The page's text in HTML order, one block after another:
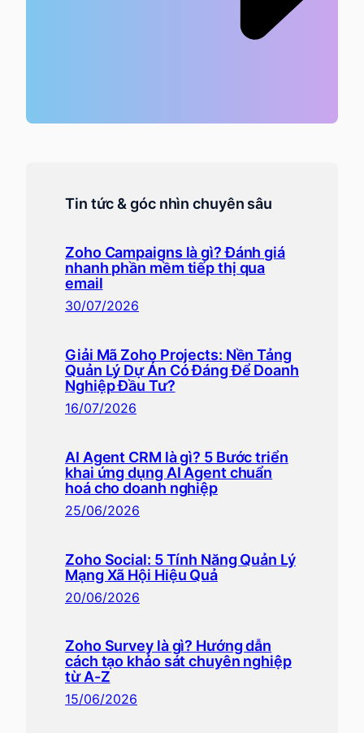
Tin tức & góc nhìn chuyên sâu
Zoho Campaigns là gì? Đánh giá
nhanh phần mềm tiếp thị qua
email
30/07/2026
Giải Mã Zoho Projects: Nền Tảng
Quản Lý Dự Án Có Đáng Để Doanh
Nghiệp Đầu Tư?
16/07/2026
AI Agent CRM là gì? 5 Bước triển
khai ứng dụng AI Agent chuẩn
hoá cho doanh nghiệp
25/06/2026
Zoho Social: 5 Tính Năng Quản Lý
Mạng Xã Hội Hiệu Quả
20/06/2026
Zoho Survey là gì? Hướng dẫn
cách tạo khảo sát chuyên nghiệp
từ A-Z
15/06/2026